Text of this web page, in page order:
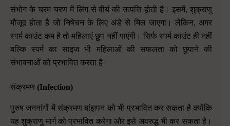
संभोग के चरम चरण में लिंग से वीर्य की उत्पत्ति होती है। इसमें,शुक्राणु
मौजूद होता है जो निषेचन के लिए अंडे से मिल जाएगा। लेकिन,अगर
स्पर्म काउंट कम है तो महिलाएं छुप नहीं पाएंगी। सिर्फ स्पर्म काउंट ही नहीं
बल्कि स्पर्म का साइज भी महिलाओं की सफलता को छुपाने की
संभावनाओं को प्रभावित करता है।
संक्रमण (Infection)
पुरुष जननांगों में संक्रमण बांझपन को भी प्रभावित कर सकता है क्योंकि
यह शुक्राणु मार्ग को प्रभावित करेगा और इसे अवरुद्ध भी कर सकता है।